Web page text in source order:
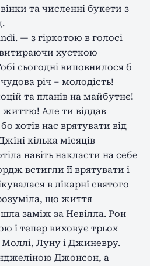
та численні букети з
— з гіркотою в голосі
хусткою
сьогодні виповнилося б
річ – молодість!
та планів на майбутнє!
життю! Але ти віддав
хотів нас врятувати від
кілька місяців
навіть накласти на себе
встигли її врятувати і
в лікарні святого
що життя
заміж за Невілла. Рон
і тепер виховує трьох
Луну і Джиневру.
Джонсон, а